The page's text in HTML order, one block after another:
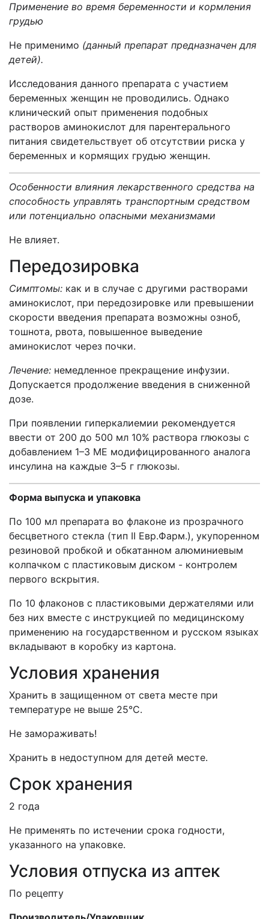
Применение во время беременности и кормления
грудью
Не применимо (данный препарат предназначен для
детей).
Исследования данного препарата с участием
беременных женщин не проводились. Однако
клинический опыт применения подобных
растворов аминокислот для парентерального
питания свидетельствует об отсутствии риска у
беременных и кормящих грудью женщин.
Особенности влияния лекарственного средства на
способность управлять транспортным средством
или потенциально опасными механизмами
Не влияет.
Передозировка
Симптомы: как и в случае с другими растворами
аминокислот, при передозировке или превышении
скорости введения препарата возможны озноб,
тошнота, рвота, повышенное выведение
аминокислот через почки.
Лечение: немедленное прекращение инфузии.
Допускается продолжение введения в сниженной
дозе.
При появлении гиперкалиемии рекомендуется
ввести от 200 до 500 мл 10% раствора глюкозы с
добавлением 1–3 МЕ модифицированного аналога
инсулина на каждые 3–5 г глюкозы.
Форма выпуска и упаковка
По 100 мл препарата во флаконе из прозрачного
бесцветного стекла (тип II Евр.Фарм.), укупоренном
резиновой пробкой и обкатанном алюминиевым
колпачком с пластиковым диском - контролем
первого вскрытия.
По 10 флаконов с пластиковыми держателями или
без них вместе с инструкцией по медицинскому
применению на государственном и русском языках
вкладывают в коробку из картона.
Условия хранения
Хранить в защищенном от света месте при
температуре не выше 25°С.
Не замораживать!
Хранить в недоступном для детей месте.
Срок хранения
2 года
Не применять по истечении срока годности,
указанного на упаковке.
Условия отпуска из аптек
По рецепту